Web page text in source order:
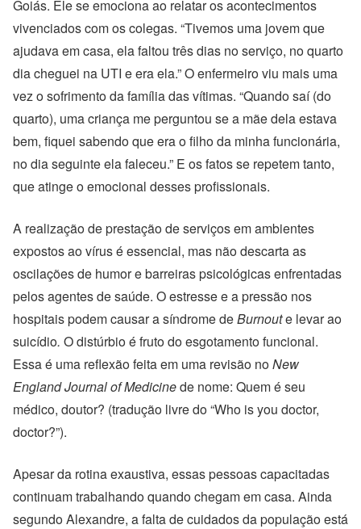
Goiás. Ele se emociona ao relatar os acontecimentos
vivenciados com os colegas. “Tivemos uma jovem que
ajudava em casa, ela faltou três dias no serviço, no quarto
dia cheguei na UTI e era ela.” O enfermeiro viu mais uma
vez o sofrimento da família das vítimas. “Quando saí (do
quarto), uma criança me perguntou se a mãe dela estava
bem, fiquei sabendo que era o filho da minha funcionária,
no dia seguinte ela faleceu.” E os fatos se repetem tanto,
que atinge o emocional desses profissionais.
A realização de prestação de serviços em ambientes
expostos ao vírus é essencial, mas não descarta as
oscilações de humor e barreiras psicológicas enfrentadas
pelos agentes de saúde. O estresse e a pressão nos
hospitais podem causar a síndrome deBurnoute levar ao
suicídio. O distúrbio é fruto do esgotamento funcional.
Essa é uma reflexão feita em uma revisão noNew
England Journal of Medicinede nome: Quem é seu
médico, doutor? (tradução livre do “Who is you doctor,
doctor?”).
Apesar da rotina exaustiva, essas pessoas capacitadas
continuam trabalhando quando chegam em casa. Ainda
segundo Alexandre, a falta de cuidados da população está